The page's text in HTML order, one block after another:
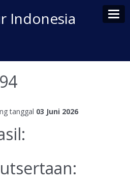
Indonesia
tanggal 03 Juni 2026